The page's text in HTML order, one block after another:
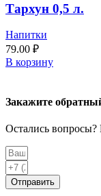
Тархун 0,5 л.
Напитки
79.00 ₽
В корзину
Закажите
Остались вопросы?
Отправить